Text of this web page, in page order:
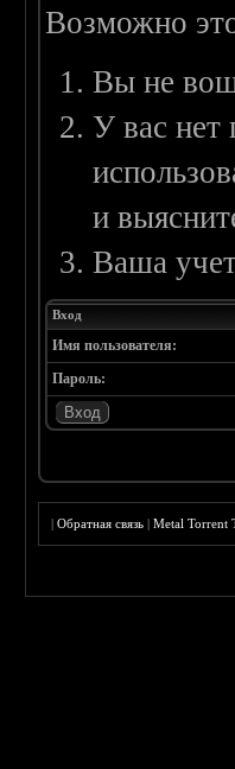
Возможно
Вы не
У вас нет
и
Ваша
Вход
Имя пользователя:
Пароль:
|Обратная связь |Metal Torrent